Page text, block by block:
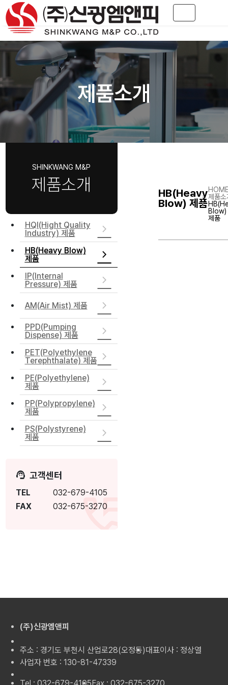
Toggle
제품소개
제품소개
HQI(Hight Quality
Industry) 제품
HB(Heavy Blow)
제품
IP(Internal
Pressure) 제품
AM(Air Mist) 제품
PPD(Pumping
Dispense) 제품
PET(Polyethylene
Terephthalate) 제품
PE(Polyethylene)
제품
PP(Polypropylene)
제품
PS(Polystyrene)
제품
고객센터
TEL
032-679-4105
FAX
032-675-3270
HB(Heavy
Blow) 제품제품소
Blow)
제품
(주)신광엠앤피
주소 : 경기도 부천시 산업로28(오정동)대표이사 : 정상열
사업자 번호 : 130-81-47339